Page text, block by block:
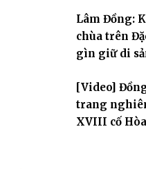
Lâm Đồng:
chùa trên
gìn giữ di
[Video]
trang
XVIII cố